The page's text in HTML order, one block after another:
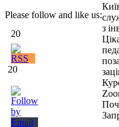
Please follow and like us:
20
20
з